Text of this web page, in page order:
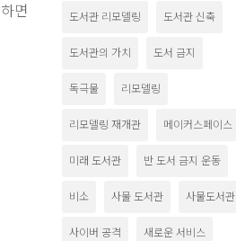
면
도서관 리모델링 도서관 신축
도서관의 가치 도서 금지
독극물 리모델링
리모델링 재개관 메이커스페이스
미래 도서관 반 도서 금지 운동
비소 사물 도서관 사물도서관
사이버 공격 새로운 서비스